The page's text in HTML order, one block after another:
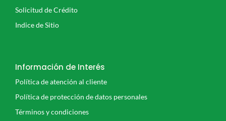
Solicitud de Crédito
Indice de Sitio
Información de Interés
Política de atención al cliente
Política de protección de datos personales
Términos y condiciones